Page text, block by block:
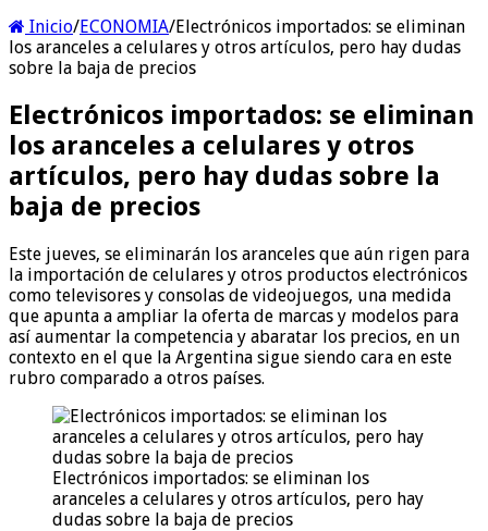
Inicio/ECONOMIA/Electrónicos importados: se eliminan
los aranceles a celulares y otros artículos, pero hay dudas
sobre la baja de precios
Electrónicos importados: se eliminan
los aranceles a celulares y otros
artículos, pero hay dudas sobre la
baja de precios
Este jueves, se eliminarán los aranceles que aún rigen para
la importación de celulares y otros productos electrónicos
como televisores y consolas de videojuegos, una medida
que apunta a ampliar la oferta de marcas y modelos para
así aumentar la competencia y abaratar los precios, en un
contexto en el que la Argentina sigue siendo cara en este
rubro comparado a otros países.
Electrónicos importados: se eliminan los
aranceles a celulares y otros artículos, pero hay
dudas sobre la baja de precios